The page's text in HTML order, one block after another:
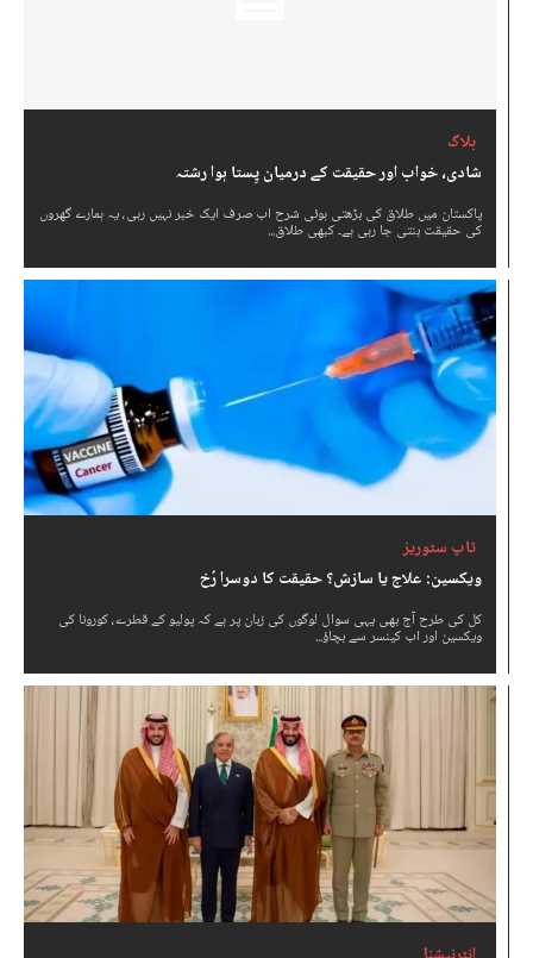
بلاگ
شادی، خواب اور حقیقت کے درمیان پِستا ہوا رشتہ
پاکستان میں طلاق کی بڑھتی ہوئی شرح اب صرف ایک خبر نہیں رہی، یہ ہمارے گھروں
کی حقیقت بنتی جا رہی ہے۔ کبھی طلاق...
ٹاپ سٹوریز
ویکسین: علاج یا سازش؟ حقیقت کا دوسرا رُخ
کل کی طرح آج بھی یہی سوال لوگوں کی زبان پر ہے کہ پولیو کے قطرے، کورونا کی
ویکسین اور اب کینسر سے بچاؤ...